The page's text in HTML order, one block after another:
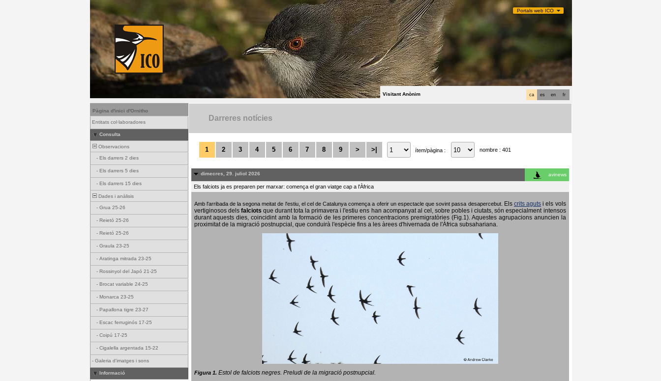
Portals web ICO
fr
en
es
ca
Visitant Anònim
Pàgina d'inici d'Ornitho
Entitats col·laboradores
Consulta
Observacions
- Els darrers 2 dies
- Els darrers 5 dies
- Els darrers 15 dies
Dades i anàlisis
- Grua 25-26
- Reietó 25-26
- Reietó 25-26
- Graula 23-25
- Aratinga mitrada 23-25
- Rossinyol del Japó 21-25
- Brocat variable 24-25
- Monarca 23-25
- Papallona tigre 23-27
- Escac ferruginós 17-25
- Coipú 17-25
- Cigalella argentada 15-22
- Galeria d'imatges i sons
Informació
Darreres notícies
1 2 3 4 5 6 7 8 9 > >| ítem/pàgina : nombre : 401
dimecres, 29. juliol 2026 avinews
Els falciots ja es preparen per marxar: comença el gran viatge cap a l'Àfrica
Amb l'arribada de la segona meitat de l'estiu, el cel de Catalunya comença a oferir un espectacle que sovint passa desapercebut. Els crits aguts i els vols
vertiginosos dels falciots que durant tota la primavera i l'estiu ens han acompanyat al cel, sobre pobles i ciutats, són especialment intensos
durant aquests dies, coincidint amb la formació de les primeres concentracions premigratòries (Fig.1). Aquestes agrupacions anuncien la
proximitat de la migració postnupcial, que conduirà l'espècie fins a les àrees d'hivernada de l'Àfrica subsahariana.
Figura 1. Estol de falciots negres. Preludi de la migració postnupcial.